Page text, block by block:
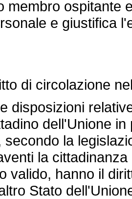
ospitante
e giustifica
di circolazione
dell'Unione
secondo la
la
valido, hanno il
Stato